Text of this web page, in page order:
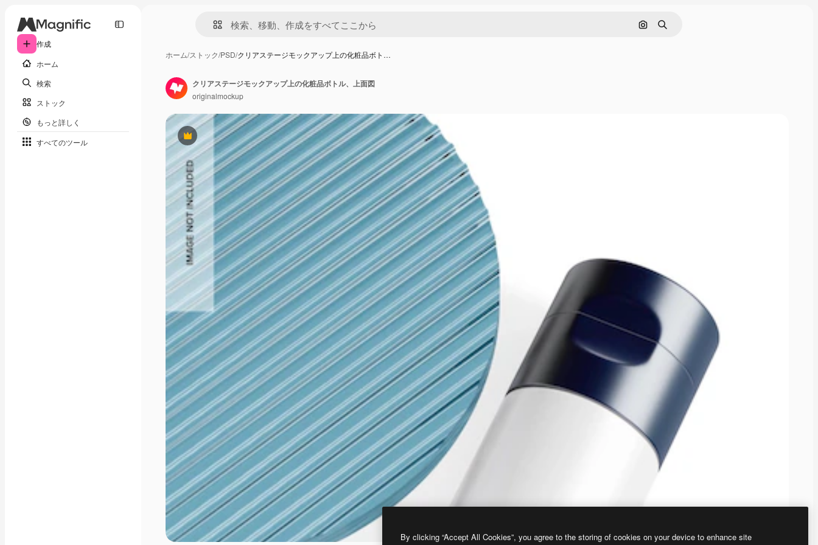
作成
ホーム
検索
ストック
もっと詳しく
すべてのツール
画像で検索
検索
ホーム/ストック/PSD/クリアステージモックアップ上の化粧品ボト…
Premium
クリアステージモックアップ上の化粧品ボトル、上面図
originalmockup
By clicking “Accept All Cookies”, you agree to the storing of cookies on your device to enhance site